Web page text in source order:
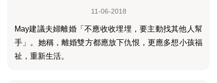
11-06-2018
May建議夫婦離婚「不應收收埋埋，要主動找其他人幫
手」。她稱，離婚雙方都應放下仇恨，更應多想小孩福
祉，重新生活。